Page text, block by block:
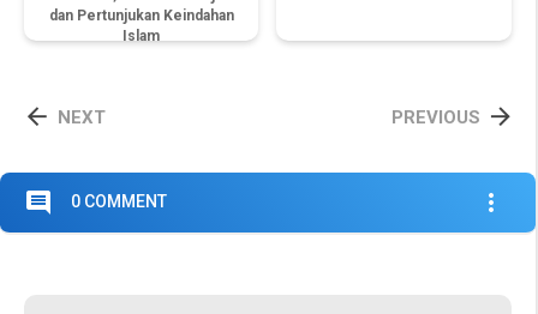
dan Pertunjukan Keindahan
Islam
 NEXT 
PREVIOUS
comment 0 COMMENT more_vert